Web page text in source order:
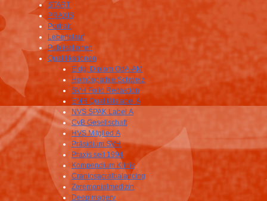
START
PRAXIS
Portrait
Lebenslauf
Publikationen
Qualifikationen
Eidg. Diplom OdA-AM
Homöopathie Schweiz
SVH Folio Redaktion
EMR Qualitätslabel A
NVS SPAK Label A
CvB Gesellschaft
HVS Mitglied A
Präsidium SVH
Praxis seit 1994
Kompendium Klinik
Craniosacralbalancing
Zeremonialmedizin
Deepimagery